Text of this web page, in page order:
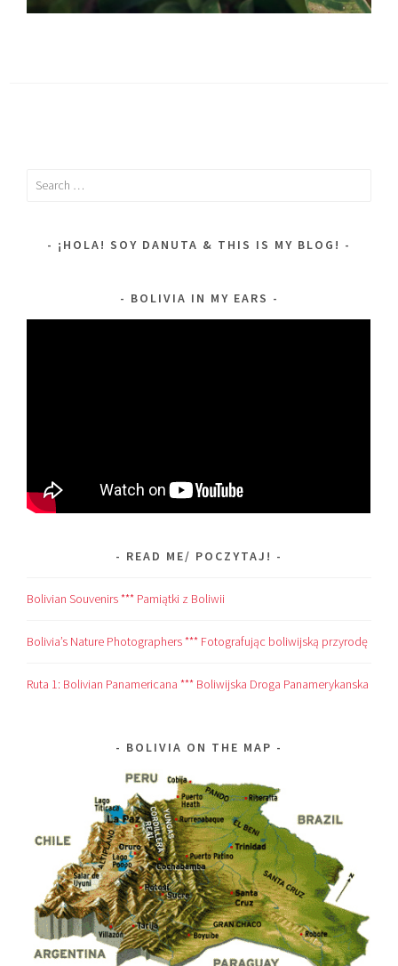
Search
¡HOLA! SOY DANUTA & THIS IS MY BLOG!
BOLIVIA IN MY EARS
READ ME/ POCZYTAJ!
Bolivian Souvenirs *** Pamiątki z Boliwii
Bolivia’s Nature Photographers *** Fotografując boliwijską przyrodę
Ruta 1: Bolivian Panamericana *** Boliwijska Droga Panamerykanska
BOLIVIA ON THE MAP